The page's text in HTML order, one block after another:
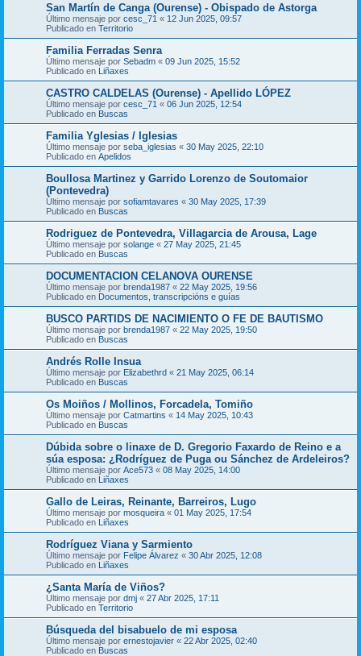
San Martín de Canga (Ourense) - Obispado de Astorga
Último mensaje por cesc_71 « 12 Jun 2025, 09:57
Publicado en Territorio
Familia Ferradas Senra
Último mensaje por Sebadm « 09 Jun 2025, 15:52
Publicado en Liñaxes
CASTRO CALDELAS (Ourense) - Apellido LÓPEZ
Último mensaje por cesc_71 « 06 Jun 2025, 12:54
Publicado en Buscas
Familia Yglesias / Iglesias
Último mensaje por seba_iglesias « 30 May 2025, 22:10
Publicado en Apelidos
Boullosa Martinez y Garrido Lorenzo de Soutomaior
(Pontevedra)
Último mensaje por sofiamtavares « 30 May 2025, 17:39
Publicado en Buscas
Rodriguez de Pontevedra, Villagarcia de Arousa, Lage
Último mensaje por solange « 27 May 2025, 21:45
Publicado en Buscas
DOCUMENTACION CELANOVA OURENSE
Último mensaje por brenda1987 « 22 May 2025, 19:56
Publicado en Documentos, transcripcións e guías
BUSCO PARTIDS DE NACIMIENTO O FE DE BAUTISMO
Último mensaje por brenda1987 « 22 May 2025, 19:50
Publicado en Buscas
Andrés Rolle Insua
Último mensaje por Elizabethrd « 21 May 2025, 06:14
Publicado en Buscas
Os Moiños / Mollinos, Forcadela, Tomiño
Último mensaje por Catmartins « 14 May 2025, 10:43
Publicado en Buscas
Dúbida sobre o linaxe de D. Gregorio Faxardo de Reino e a
súa esposa: ¿Rodríguez de Puga ou Sánchez de Ardeleiros?
Último mensaje por Ace573 « 08 May 2025, 14:00
Publicado en Liñaxes
Gallo de Leiras, Reinante, Barreiros, Lugo
Último mensaje por mosqueira « 01 May 2025, 17:54
Publicado en Liñaxes
Rodríguez Viana y Sarmiento
Último mensaje por Felipe Álvarez « 30 Abr 2025, 12:08
Publicado en Liñaxes
¿Santa María de Viños?
Último mensaje por dmj « 27 Abr 2025, 17:11
Publicado en Territorio
Búsqueda del bisabuelo de mi esposa
Último mensaje por ernestojavier « 22 Abr 2025, 02:40
Publicado en Buscas